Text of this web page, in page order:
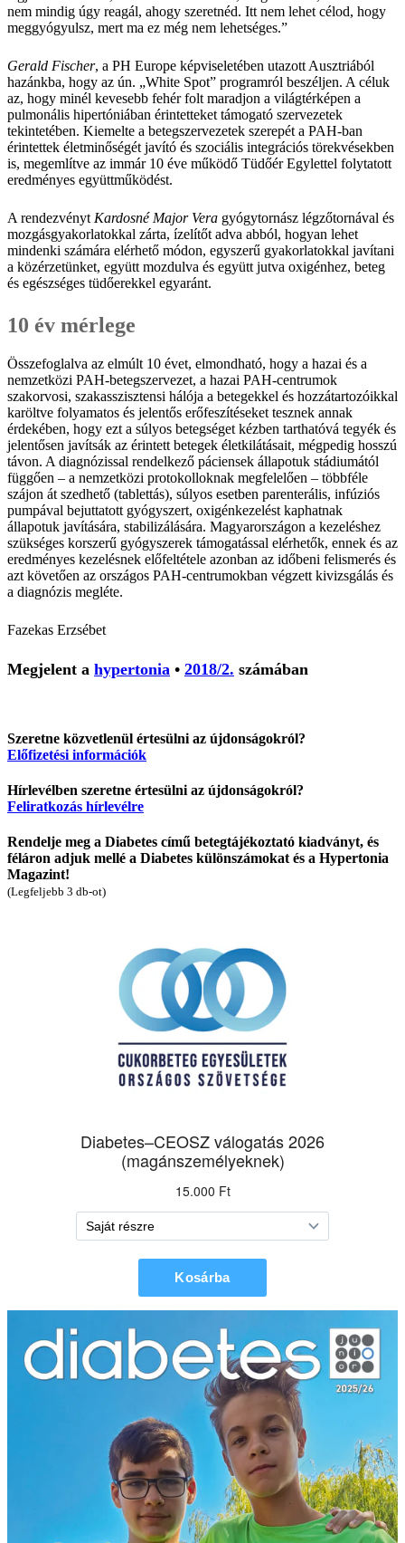
nem mindig úgy reagál, ahogy szeretnéd. Itt nem lehet célod, hogy
meggyógyulsz, mert ma ez még nem lehetséges.”
Gerald Fischer, a PH Europe képviseletében utazott Ausztriából
hazánkba, hogy az ún. „White Spot” programról beszéljen. A céluk
az, hogy minél kevesebb fehér folt maradjon a világtérképen a
pulmonális hipertóniában érintetteket támogató szervezetek
tekintetében. Kiemelte a betegszervezetek szerepét a PAH-ban
érintettek életminőségét javító és szociális integrációs törekvésekben
is, megemlítve az immár 10 éve működő Tüdőér Egylettel folytatott
eredményes együttműködést.
A rendezvényt Kardosné Major Vera gyógytornász légzőtornával és
mozgásgyakorlatokkal zárta, ízelítőt adva abból, hogyan lehet
mindenki számára elérhető módon, egyszerű gyakorlatokkal javítani
a közérzetünket, együtt mozdulva és együtt jutva oxigénhez, beteg
és egészséges tüdőerekkel egyaránt.
10 év mérlege
Összefoglalva az elmúlt 10 évet, elmondható, hogy a hazai és a
nemzetközi PAH-betegszervezet, a hazai PAH-centrumok
szakorvosi, szakasszisztensi hálója a betegekkel és hozzátartozóikkal
karöltve folyamatos és jelentős erőfeszítéseket tesznek annak
érdekében, hogy ezt a súlyos betegséget kézben tarthatóvá tegyék és
jelentősen javítsák az érintett betegek életkilátásait, mégpedig hosszú
távon. A diagnózissal rendelkező páciensek állapotuk stádiumától
függően – a nemzetközi protokolloknak megfelelően – többféle
szájon át szedhető (tablettás), súlyos esetben parenterális, infúziós
pumpával bejuttatott gyógyszert, oxigénkezelést kaphatnak
állapotuk javítására, stabilizálására. Magyarországon a kezeléshez
szükséges korszerű gyógyszerek támogatással elérhetők, ennek és az
eredményes kezelésnek előfeltétele azonban az időbeni felismerés és
azt követően az országos PAH-centrumokban végzett kivizsgálás és
a diagnózis megléte.
Fazekas Erzsébet
Megjelent a hypertonia • 2018/2. számában
Szeretne közvetlenül értesülni az újdonságokról?
Előfizetési információk
Hírlevélben szeretne értesülni az újdonságokról?
Feliratkozás hírlevélre
Rendelje meg a Diabetes című betegtájékoztató kiadványt, és
féláron adjuk mellé a Diabetes különszámokat és a Hypertonia
Magazint!
(Legfeljebb 3 db-ot)